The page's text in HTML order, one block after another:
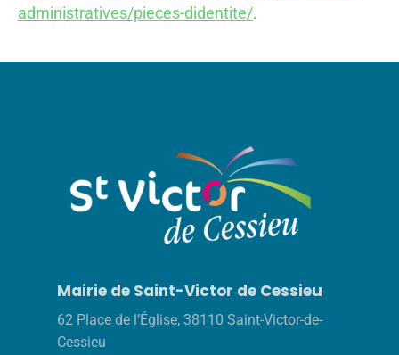
administratives/pieces-didentite/.
Mairie de Saint-Victor de Cessieu
62 Place de l’Église, 38110 Saint-Victor-de-
Cessieu